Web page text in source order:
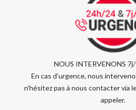
NOUS INTERVENONS
En cas d’urgence, nous
n’hésitez pas à nous contacter via
appeler.